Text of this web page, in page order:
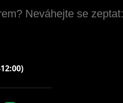
Neváhejte se zeptat: